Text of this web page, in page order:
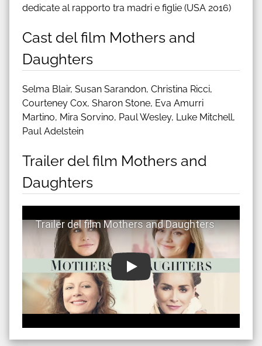
dedicate al rapporto tra madri e figlie (USA 2016)
Cast del film Mothers and
Daughters
Selma Blair, Susan Sarandon, Christina Ricci,
Courteney Cox, Sharon Stone, Eva Amurri
Martino, Mira Sorvino, Paul Wesley, Luke Mitchell,
Paul Adelstein
Trailer del film Mothers and
Daughters